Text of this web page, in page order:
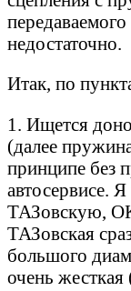
недостаточно.
Итак, по
1. Ищется
(далее
принципе без
автосервисе.
ТАЗовскую,
ТАЗовская
большого
очень жесткая